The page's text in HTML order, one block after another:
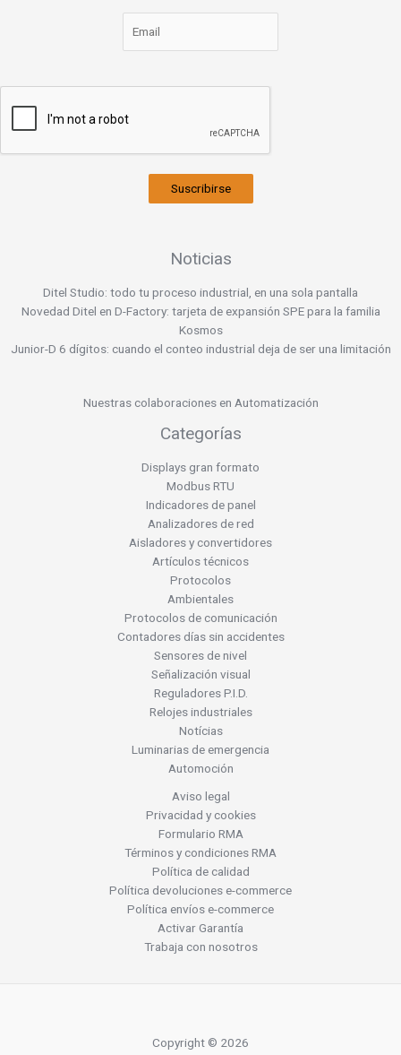
Suscribirse
Noticias
Ditel Studio: todo tu proceso industrial, en una sola pantalla
Novedad Ditel en D-Factory: tarjeta de expansión SPE para la familia
Kosmos
Junior-D 6 dígitos: cuando el conteo industrial deja de ser una limitación
Nuestras colaboraciones en Automatización
Categorías
Displays gran formato
Modbus RTU
Indicadores de panel
Analizadores de red
Aisladores y convertidores
Artículos técnicos
Protocolos
Ambientales
Protocolos de comunicación
Contadores días sin accidentes
Sensores de nivel
Señalización visual
Reguladores P.I.D.
Relojes industriales
Notícias
Luminarias de emergencia
Automoción
Aviso legal
Privacidad y cookies
Formulario RMA
Términos y condiciones RMA
Política de calidad
Política devoluciones e-commerce
Política envíos e-commerce
Activar Garantía
Trabaja con nosotros
Copyright © 2026